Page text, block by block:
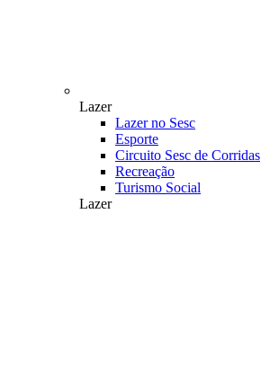
Lazer
Lazer no Sesc
Esporte
Circuito Sesc de Corridas
Recreação
Turismo Social
Lazer